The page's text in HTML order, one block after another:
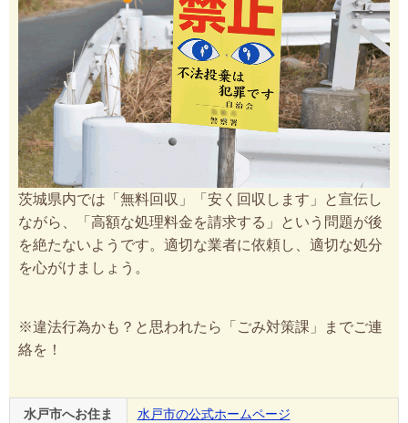
茨城県内では「無料回収」「安く回収します」と宣伝し
ながら、「高額な処理料金を請求する」という問題が後
を絶たないようです。適切な業者に依頼し、適切な処分
を心がけましょう。
※違法行為かも？と思われたら「ごみ対策課」までご連
絡を！
水戸市へお住ま
水戸市の公式ホームページ